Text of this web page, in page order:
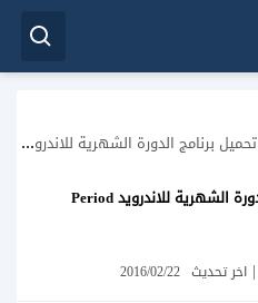
تحميل برنامج الدورة الشهرية للاندرويد Period Tracker
تحميل برنامج الدورة الشهرية للاندرويد Period
| اخر تحديث 2016/02/22